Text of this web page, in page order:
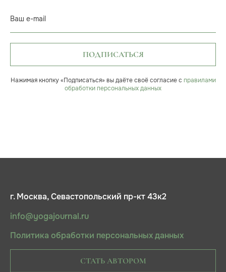
Ваш e-mail
ПОДПИСАТЬСЯ
Нажимая кнопку «Подписаться» вы даёте своё согласие с правилами
обработки персональных данных
г. Москва, Севастопольский пр-кт 43к2
info@yogajournal.ru
Политика обработки персональных данных
СТАТЬ АВТОРОМ